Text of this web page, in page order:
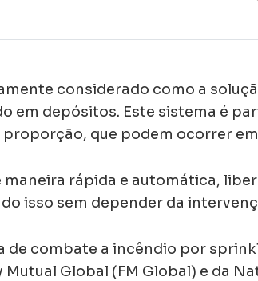
considerado como a
em depósitos. Este sistema é
que podem ocorrer
rápida e automática,
isso sem depender da
de combate a incêndio por
Global (FM Global) e da